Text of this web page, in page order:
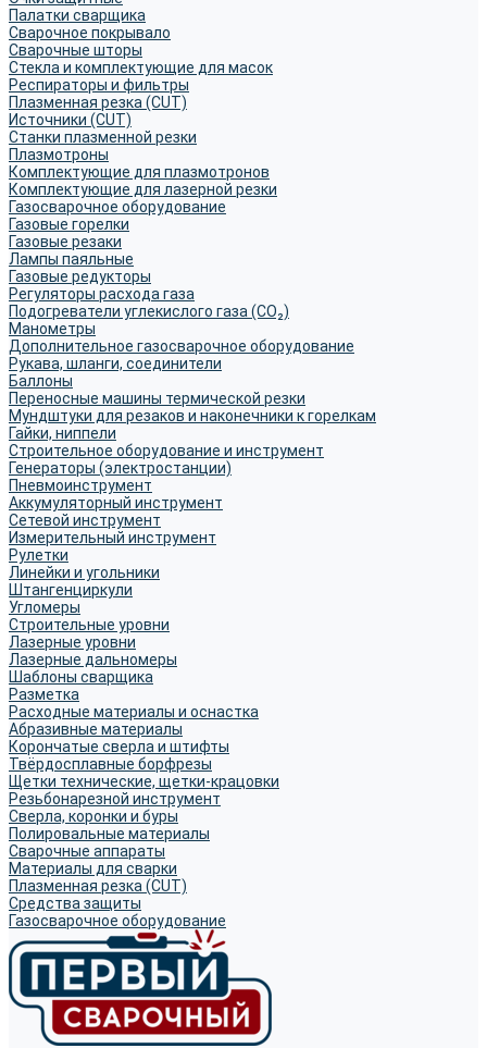
Палатки сварщика
Сварочное покрывало
Сварочные шторы
Стекла и комплектующие для масок
Респираторы и фильтры
Плазменная резка (CUT)
Источники (CUT)
Станки плазменной резки
Плазмотроны
Комплектующие для плазмотронов
Комплектующие для лазерной резки
Газосварочное оборудование
Газовые горелки
Газовые резаки
Лампы паяльные
Газовые редукторы
Регуляторы расхода газа
Подогреватели углекислого газа (CO₂)
Манометры
Дополнительное газосварочное оборудование
Рукава, шланги, соединители
Баллоны
Переносные машины термической резки
Мундштуки для резаков и наконечники к горелкам
Гайки, ниппели
Строительное оборудование и инструмент
Генераторы (электростанции)
Пневмоинструмент
Аккумуляторный инструмент
Сетевой инструмент
Измерительный инструмент
Рулетки
Линейки и угольники
Штангенциркули
Угломеры
Строительные уровни
Лазерные уровни
Лазерные дальномеры
Шаблоны сварщика
Разметка
Расходные материалы и оснастка
Абразивные материалы
Корончатые сверла и штифты
Твёрдосплавные борфрезы
Щетки технические, щетки-крацовки
Резьбонарезной инструмент
Сверла, коронки и буры
Полировальные материалы
Сварочные аппараты
Материалы для сварки
Плазменная резка (CUT)
Средства защиты
Газосварочное оборудование